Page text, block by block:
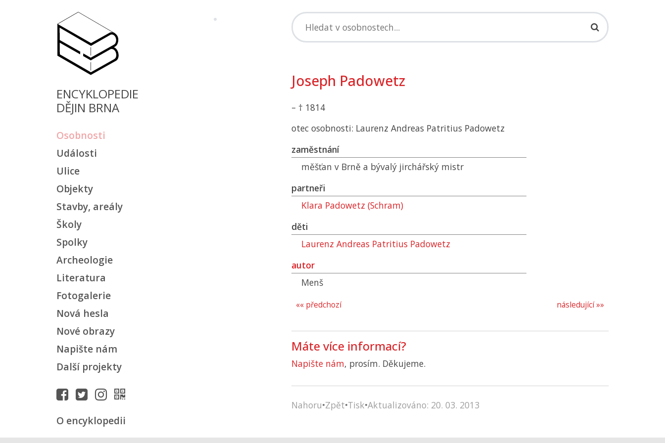
ENCYKLOPEDIE
DĚJIN BRNA
Osobnosti
Události
Ulice
Objekty
Stavby, areály
Školy
Spolky
Archeologie
Literatura
Fotogalerie
Nová hesla
Nové obrazy
Napište nám
Další projekty
O encyklopedii
Joseph Padowetz
– † 1814
otec osobnosti: Laurenz Andreas Patritius Padowetz
zaměstnání
měšťan v Brně a bývalý jirchářský mistr
partneři
Klara Padowetz (Schram)
děti
Laurenz Andreas Patritius Padowetz
autor
Menš
následující »»
«« předchozí
Máte více informací?
Napište nám, prosím. Děkujeme.
Nahoru•Zpět•Tisk•Aktualizováno: 20. 03. 2013